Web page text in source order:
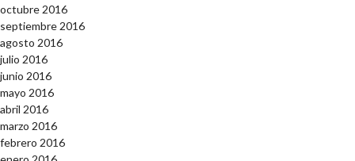
octubre 2016
septiembre 2016
agosto 2016
julio 2016
junio 2016
mayo 2016
abril 2016
marzo 2016
febrero 2016